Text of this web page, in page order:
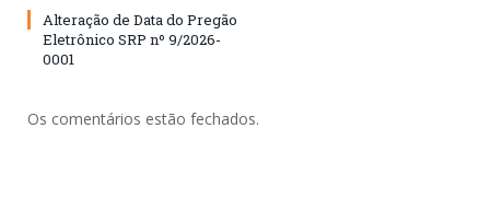
Alteração de Data do Pregão
Eletrônico SRP nº 9/2026-
0001
Os comentários estão fechados.